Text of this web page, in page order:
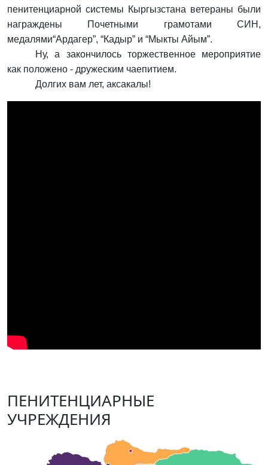
пенитенциарной системы Кыргызстана ветераны были
награждены Почетными грамотами СИН,
медалями“Ардагер”, “Кадыр” и “Мыкты Айым”.
Ну, а закончилось торжественное мероприятие
как положено - дружеским чаепитием.
Долгих вам лет, аксакалы!
ПЕНИТЕНЦИАРНЫЕ
УЧРЕЖДЕНИЯ